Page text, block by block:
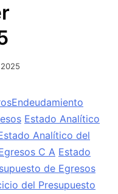
Endeudamiento
Estado Analítico
Analítico del
C A Estado
de Egresos
del Presupuesto